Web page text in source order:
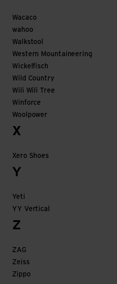
Wacaco
wahoo
Walkstool
Western Mountaineering
Wickelfisch
Wild Country
Wili Wili Tree
Winforce
Woolpower
X
Xero Shoes
Y
Yeti
YY Vertical
Z
ZAG
Zeiss
Zippo